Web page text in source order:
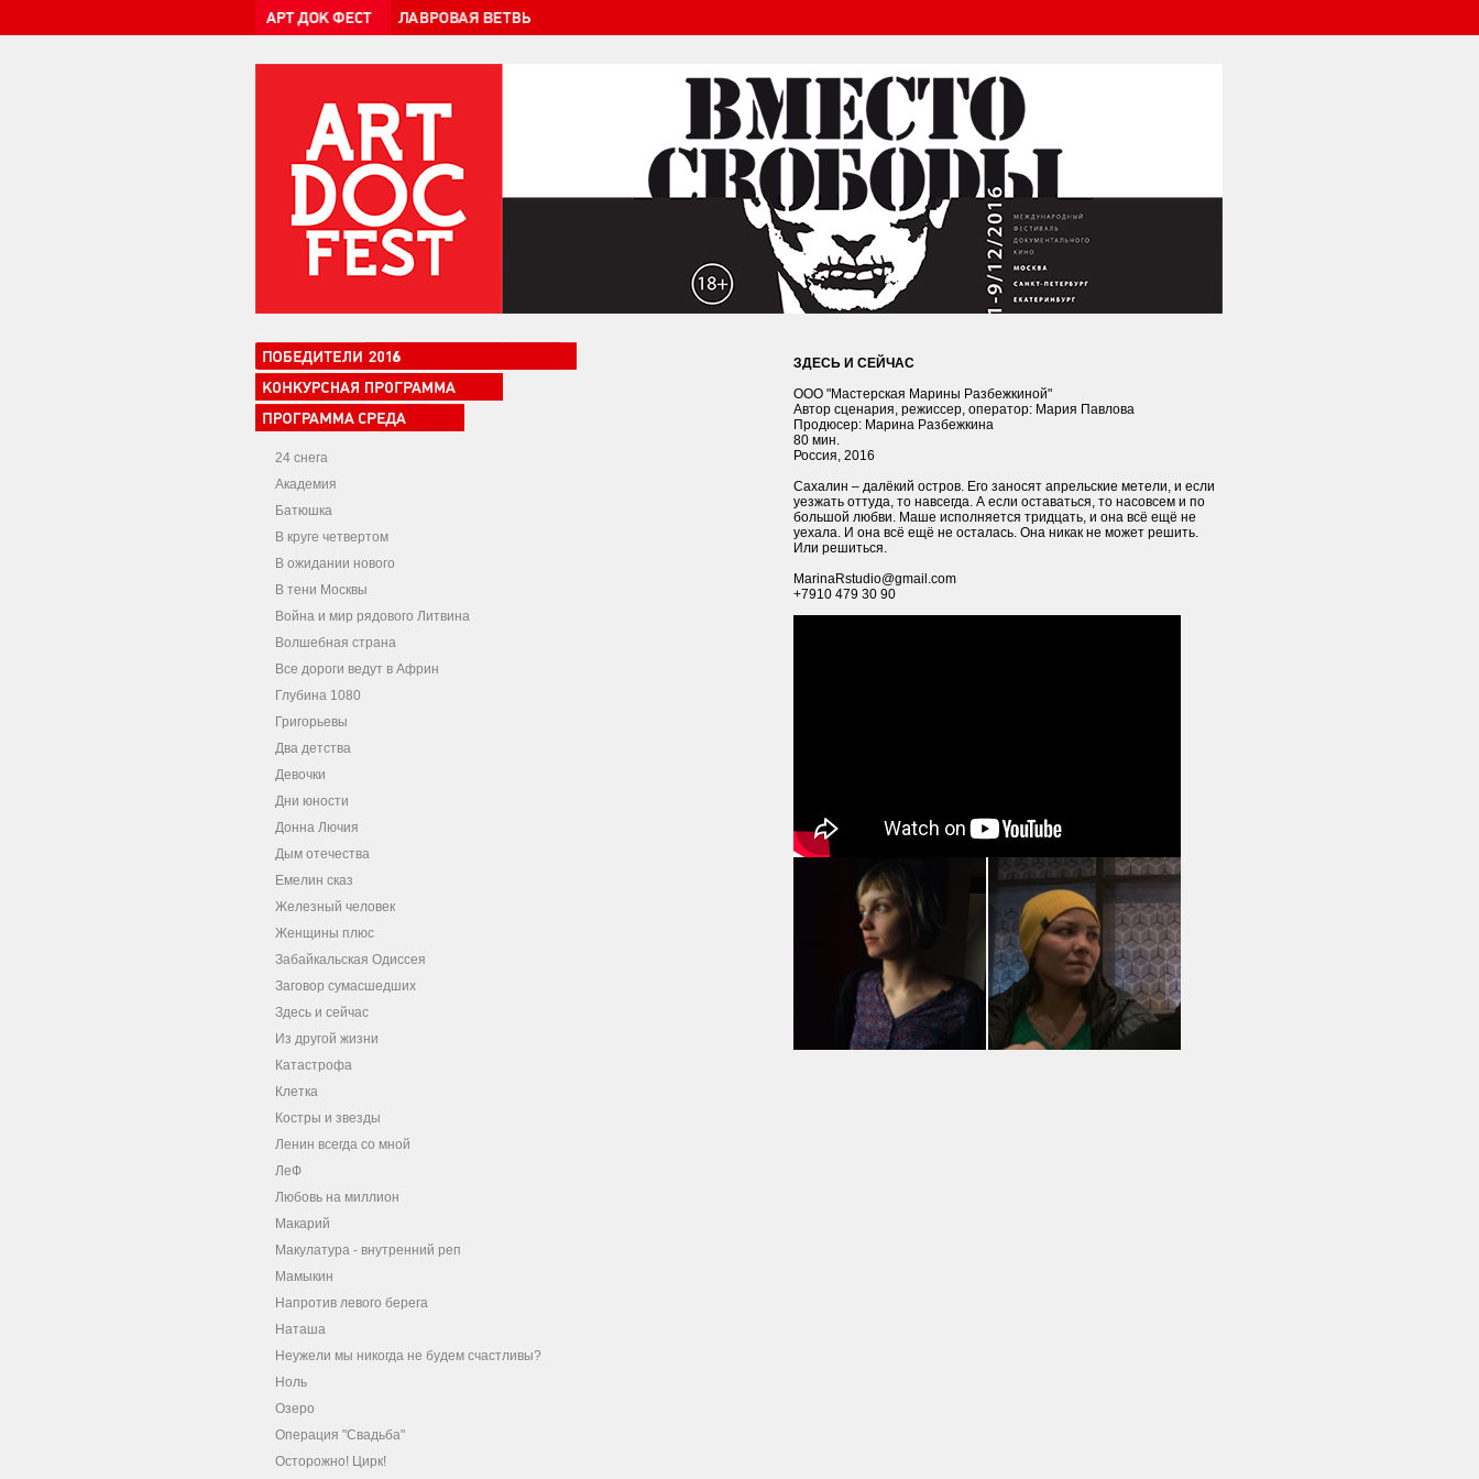
24 снега
Академия
Батюшка
В круге четвертом
В ожидании нового
В тени Москвы
Война и мир рядового Литвина
Волшебная страна
Все дороги ведут в Африн
Глубина 1080
Григорьевы
Два детства
Девочки
Дни юности
Донна Лючия
Дым отечества
Емелин сказ
Железный человек
Женщины плюс
Забайкальская Одиссея
Заговор сумасшедших
Здесь и сейчас
Из другой жизни
Катастрофа
Клетка
Костры и звезды
Ленин всегда со мной
ЛеФ
Любовь на миллион
Макарий
Макулатура - внутренний реп
Мамыкин
Напротив левого берега
Наташа
Неужели мы никогда не будем счастливы?
Ноль
Озеро
Операция "Свадьба"
Осторожно! Цирк!
ЗДЕСЬ И СЕЙЧАС
ООО "Мастерская Марины Разбежкиной"
Автор сценария, режиссер, оператор: Мария Павлова
Продюсер: Марина Разбежкина
80 мин.
Россия, 2016
Сахалин – далёкий остров. Его заносят апрельские метели, и если
уезжать оттуда, то навсегда. А если оставаться, то насовсем и по
большой любви. Маше исполняется тридцать, и она всё ещё не
уехала. И она всё ещё не осталась. Она никак не может решить.
Или решиться.
MarinaRstudio@gmail.com
+7910 479 30 90